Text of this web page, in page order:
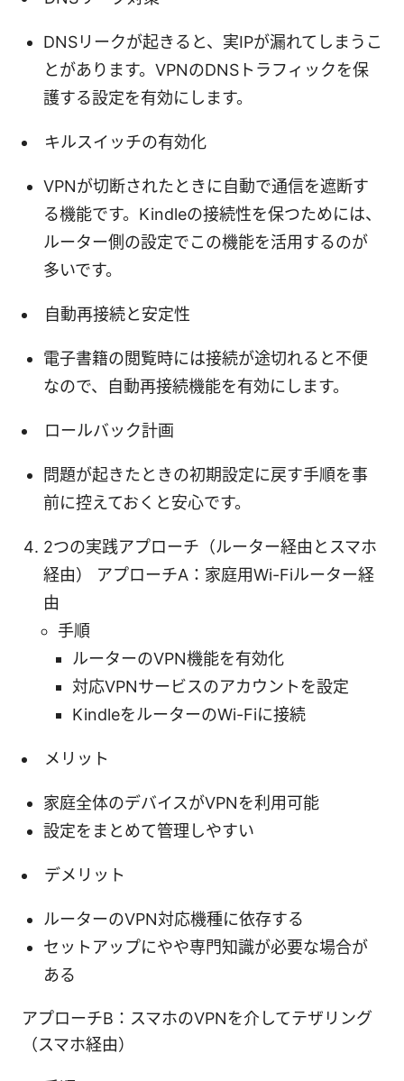
DNSリークが起きると、実IPが漏れてしまうこ
とがあります。VPNのDNSトラフィックを保
護する設定を有効にします。
キルスイッチの有効化
VPNが切断されたときに自動で通信を遮断す
る機能です。Kindleの接続性を保つためには、
ルーター側の設定でこの機能を活用するのが
多いです。
自動再接続と安定性
電子書籍の閲覧時には接続が途切れると不便
なので、自動再接続機能を有効にします。
ロールバック計画
問題が起きたときの初期設定に戻す手順を事
前に控えておくと安心です。
2つの実践アプローチ（ルーター経由とスマホ
経由） アプローチA：家庭用Wi-Fiルーター経
由
手順
ルーターのVPN機能を有効化
対応VPNサービスのアカウントを設定
KindleをルーターのWi-Fiに接続
メリット
家庭全体のデバイスがVPNを利用可能
設定をまとめて管理しやすい
デメリット
ルーターのVPN対応機種に依存する
セットアップにやや専門知識が必要な場合が
ある
アプローチB：スマホのVPNを介してテザリング
（スマホ経由）